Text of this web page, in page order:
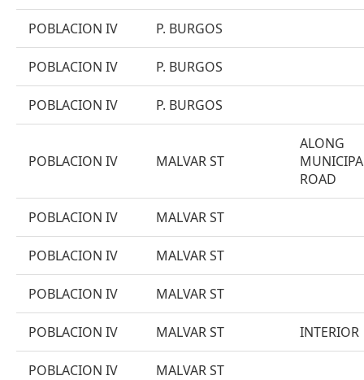
POBLACION IV P. BURGOS
POBLACION IV P. BURGOS
POBLACION IV P. BURGOS
POBLACION IV MALVAR ST
ALONG
ROAD
POBLACION IV MALVAR ST
POBLACION IV MALVAR ST
POBLACION IV MALVAR ST
POBLACION IV MALVAR ST INTERIOR
POBLACION IV MALVAR ST